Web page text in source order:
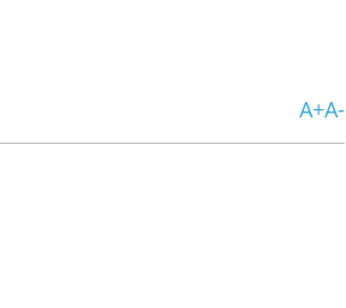
A+A-